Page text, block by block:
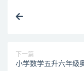
下一篇
小学数学五升六年级